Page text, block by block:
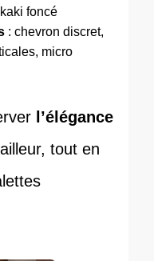
foncé
: chevron discret,
micro
l’élégance
tout en